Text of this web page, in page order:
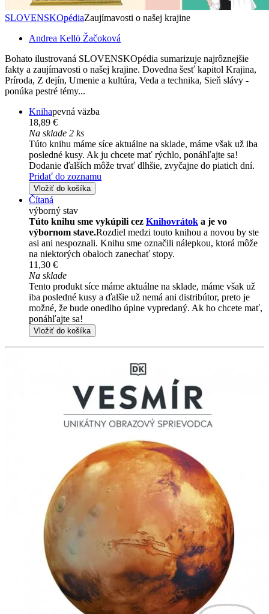
SLOVENSKOpédiaZaujímavosti o našej krajine
Andrea Kellö Žačoková
Bohato ilustrovaná SLOVENSKOpédia sumarizuje najrôznejšie
fakty a zaujímavosti o našej krajine. Dovedna šesť kapitol Krajina,
Príroda, Z dejín, Umenie a kultúra, Veda a technika, Sieň slávy -
ponúka pestré témy...
Knihapevná väzba
18,89 €
Na sklade 2 ks
Túto knihu máme síce aktuálne na sklade, máme však už iba
posledné kusy. Ak ju chcete mať rýchlo, ponáhľajte sa!
Dodanie ďalších môže trvať dlhšie, zvyčajne do piatich dní.
Pridať do zoznamu
Vložiť do košíka
Čítaná
výborný stav
Túto knihu sme vykúpili cez Knihovrátok a je vo
výbornom stave.Rozdiel medzi touto knihou a novou by ste
asi ani nespoznali. Knihu sme označili nálepkou, ktorá môže
na niektorých obaloch zanechať stopy.
11,30 €
Na sklade
Tento produkt síce máme aktuálne na sklade, máme však už
iba posledné kusy a ďalšie už nemá ani distribútor, preto je
možné, že bude onedlho úplne vypredaný. Ak ho chcete mať,
ponáhľajte sa!
Vložiť do košíka